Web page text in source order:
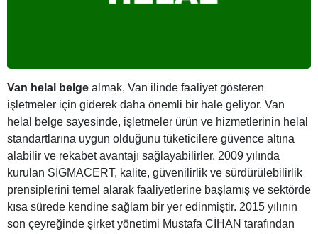
Van helal belge almak, Van ilinde faaliyet gösteren
işletmeler için giderek daha önemli bir hale geliyor. Van
helal belge sayesinde, işletmeler ürün ve hizmetlerinin helal
standartlarına uygun olduğunu tüketicilere güvence altına
alabilir ve rekabet avantajı sağlayabilirler. 2009 yılında
kurulan SİGMACERT, kalite, güvenilirlik ve sürdürülebilirlik
prensiplerini temel alarak faaliyetlerine başlamış ve sektörde
kısa sürede kendine sağlam bir yer edinmiştir. 2015 yılının
son çeyreğinde şirket yönetimi Mustafa CİHAN tarafından